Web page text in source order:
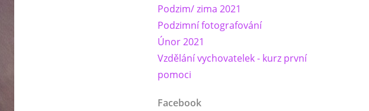
Podzim/ zima 2021
Podzimní fotografování
Únor 2021
Vzdělání vychovatelek - kurz první
pomoci
Facebook